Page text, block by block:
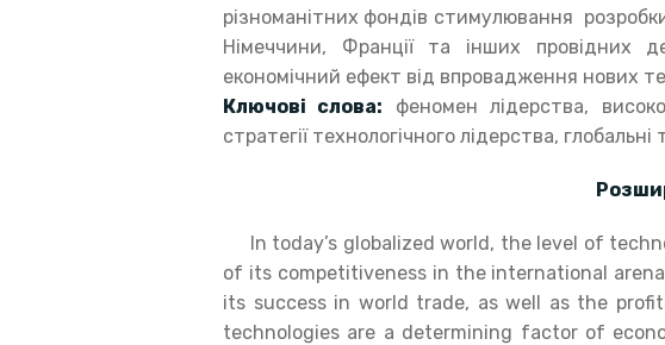
різноманітних фондів стимулювання
Німеччини, Франції та інших провідних
економічний ефект від впровадження нових
Ключові слова: феномен лідерства,
стратегії технологічного лідерства, глобальні
In today’s globalized world, the level of
of its competitiveness in the international
its success in world trade, as well as the
technologies are a determining factor of